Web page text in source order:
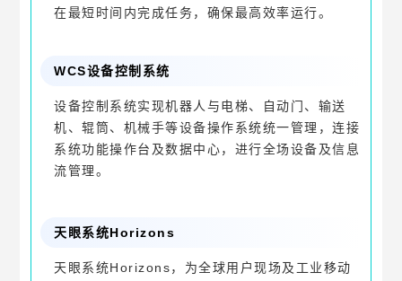
在最短时间内完成任务，确保最高效率运行。
WCS设备控制系统
设备控制系统实现机器人与电梯、自动门、输送
机、辊筒、机械手等设备操作系统统一管理，连接
系统功能操作台及数据中心，进行全场设备及信息
流管理。
天眼系统Horizons
天眼系统Horizons，为全球用户现场及工业移动